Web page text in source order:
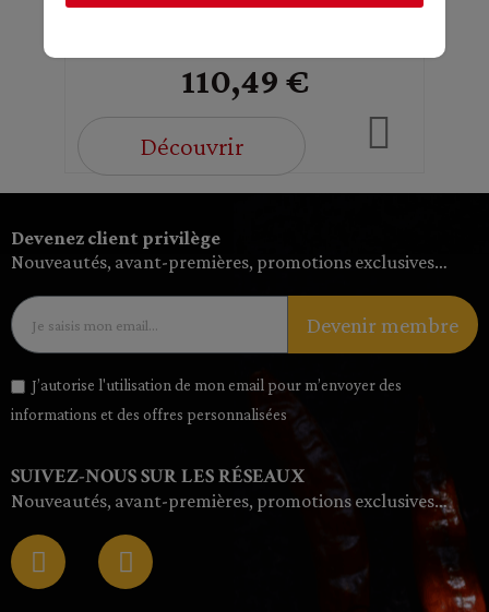
110,49 €
Découvrir
Devenez client privilège
Nouveautés, avant-premières, promotions exclusives…
Devenir membre
J’autorise l'utilisation de mon email pour m’envoyer des
informations et des offres personnalisées
SUIVEZ-NOUS SUR LES RÉSEAUX
Nouveautés, avant-premières, promotions exclusives…